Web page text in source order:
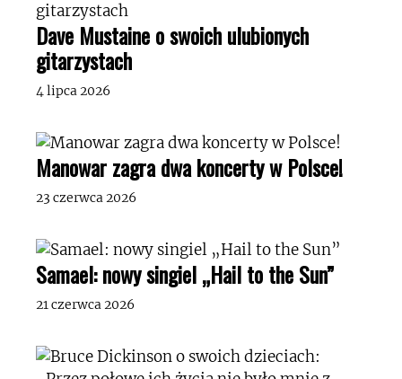
Dave Mustaine o swoich ulubionych
gitarzystach
4 lipca 2026
Manowar zagra dwa koncerty w Polsce!
23 czerwca 2026
Samael: nowy singiel „Hail to the Sun”
21 czerwca 2026